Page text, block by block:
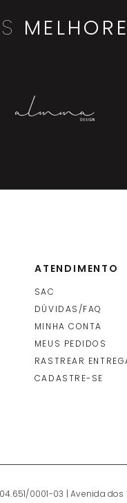
ATENDIMENTO
SAC
DÚVIDAS/FAQ
MINHA CONTA
MEUS PEDIDOS
RASTREAR
CADASTRE-SE
0001-03 | Avenida